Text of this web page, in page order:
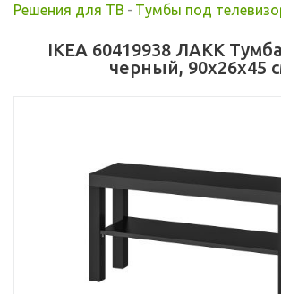
Решения для ТВ - Тумбы под
IKEA 60419938 ЛАКК
черный, 90x26x45